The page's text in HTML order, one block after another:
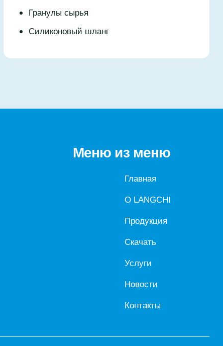
Гранулы сырья
Силиконовый шланг
Меню из меню
Главная
О LANGCHI
Продукция
Скачать
Услуги
Новости
Контакты